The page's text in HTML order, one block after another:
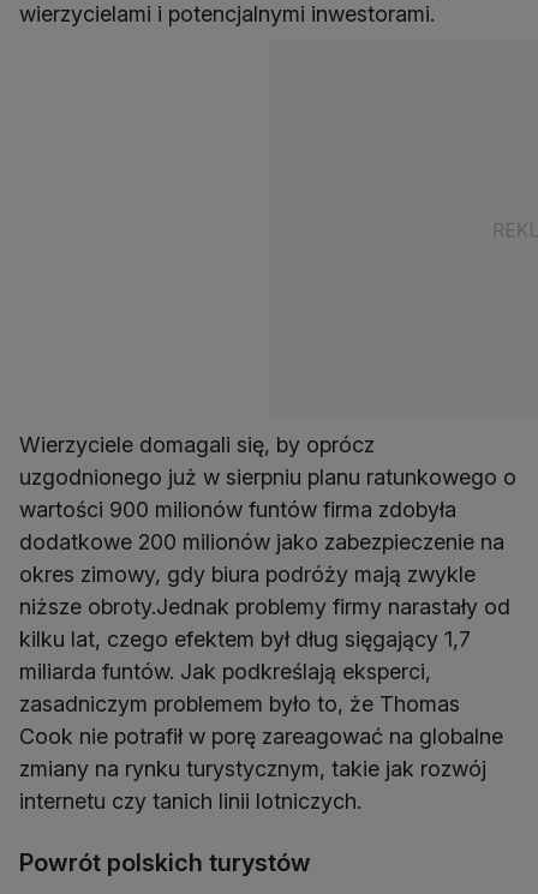
wierzycielami i potencjalnymi inwestorami.
Wierzyciele domagali się, by oprócz
uzgodnionego już w sierpniu planu ratunkowego o
wartości 900 milionów funtów firma zdobyła
dodatkowe 200 milionów jako zabezpieczenie na
okres zimowy, gdy biura podróży mają zwykle
niższe obroty.Jednak problemy firmy narastały od
kilku lat, czego efektem był dług sięgający 1,7
miliarda funtów. Jak podkreślają eksperci,
zasadniczym problemem było to, że Thomas
Cook nie potrafił w porę zareagować na globalne
zmiany na rynku turystycznym, takie jak rozwój
internetu czy tanich linii lotniczych.
Powrót polskich turystów